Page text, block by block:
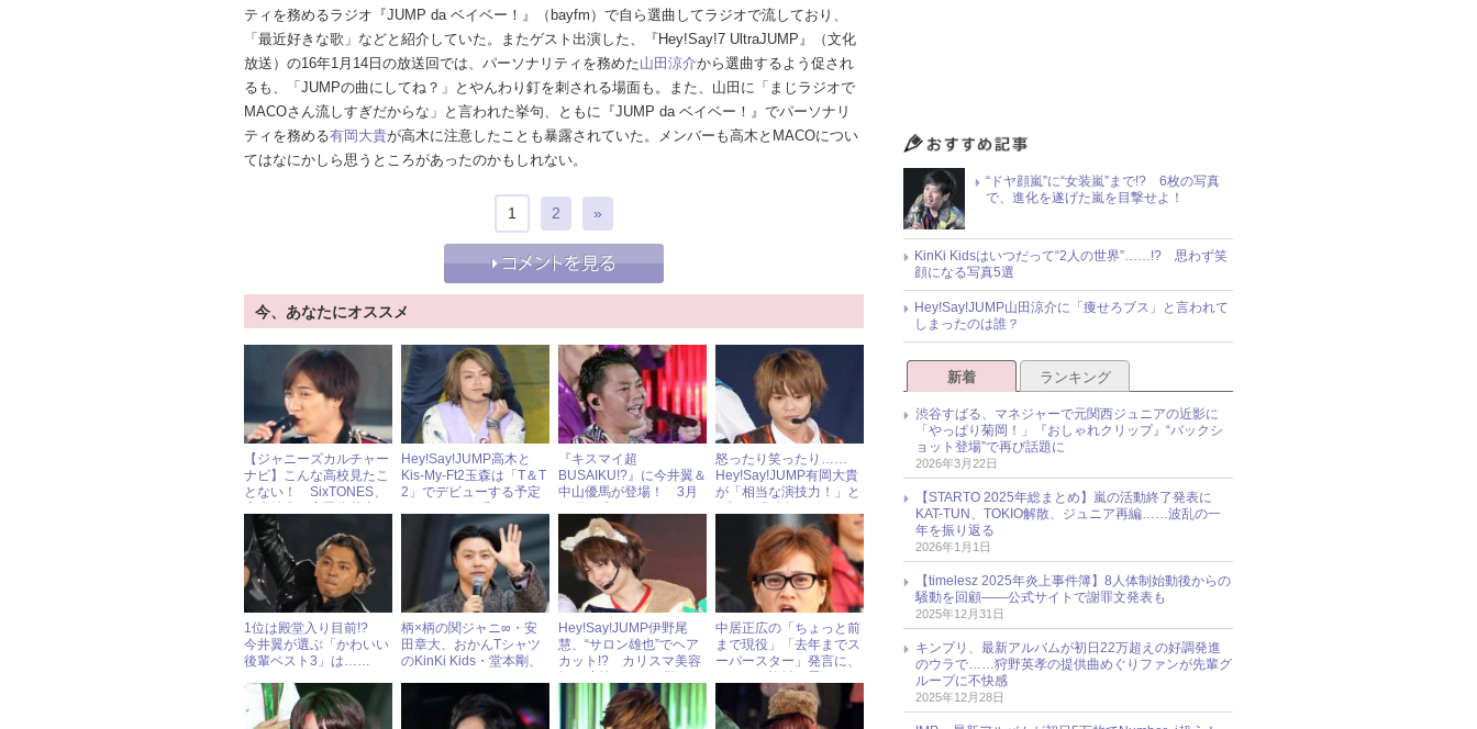
ティを務めるラジオ『JUMP da ベイベー！』（bayfm）で自ら選曲してラジオで流しており、
「最近好きな歌」などと紹介していた。またゲスト出演した、『Hey!Say!7 UltraJUMP』（文化
放送）の16年1月14日の放送回では、パーソナリティを務めた山田涼介から選曲するよう促され
るも、「JUMPの曲にしてね？」とやんわり釘を刺される場面も。また、山田に「まじラジオで
MACOさん流しすぎだからな」と言われた挙句、ともに『JUMP da ベイベー！』でパーソナリ
ティを務める有岡大貴が高木に注意したことも暴露されていた。メンバーも高木とMACOについ
てはなにかしら思うところがあったのかもしれない。
1 2 »
今、あなたにオススメ
【ジャニーズカルチャー
ナビ】こんな高校見たこ
とない！ SixTONES、
演 ドラマ『私立バカレ
ア高校』
Hey!Say!JUMP高木と
Kis-My-Ft2玉森は「T＆T
2」でデビューする予定
る、ジャニー社長の“作
『キスマイ超
BUSAIKU!?』に今井翼＆
中山優馬が登場！ 3月
イドル出演情報
怒ったり笑ったり……
Hey!Say!JUMP有岡大貴
が「相当な演技力！」と
1位は殿堂入り目前!?
今井翼が選ぶ「かわいい
後輩ベスト3」は……
柄×柄の関ジャニ∞・安
田章大、おかんTシャツ
のKinKi Kids・堂本剛、
Hey!Say!JUMP伊野尾
慧、“サロン雄也”でヘア
カット!? カリスマ美容
中居正広の「ちょっと前
まで現役」「去年までス
ーパースター」発言に、
“ドヤ顔嵐”に“女装嵐”まで!? 6枚の写真
で、進化を遂げた嵐を目撃せよ！
KinKi Kidsはいつだって“2人の世界”……!? 思わず笑
顔になる写真5選
Hey!Say!JUMP山田涼介に「痩せろブス」と言われて
しまったのは誰？
新着 ランキング
渋谷すばる、マネジャーで元関西ジュニアの近影に
「やっぱり菊岡！」『おしゃれクリップ』“バックシ
ョット登場”で再び話題に
2026年3月22日
【STARTO 2025年総まとめ】嵐の活動終了発表に
KAT-TUN、TOKIO解散、ジュニア再編……波乱の一
年を振り返る
2026年1月1日
【timelesz 2025年炎上事件簿】8人体制始動後からの
騒動を回顧――公式サイトで謝罪文発表も
2025年12月31日
キンプリ、最新アルバムが初日22万超えの好調発進
のウラで……狩野英孝の提供曲めぐりファンが先輩グ
ループに不快感
2025年12月28日